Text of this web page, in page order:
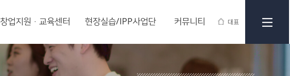
대표
창업지원·교육센터 현장실습/IPP사업단 커뮤니티